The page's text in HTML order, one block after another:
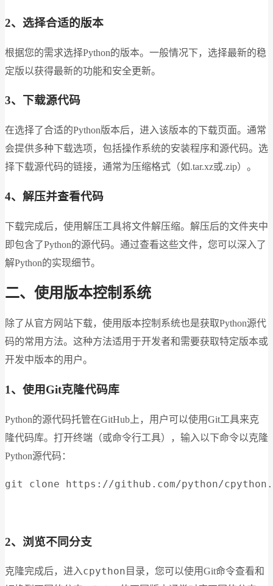
2、选择合适的版本
根据您的需求选择Python的版本。一般情况下，选择最新的稳
定版以获得最新的功能和安全更新。
3、下载源代码
在选择了合适的Python版本后，进入该版本的下载页面。通常
会提供多种下载选项，包括操作系统的安装程序和源代码。选
择下载源代码的链接，通常为压缩格式（如.tar.xz或.zip）。
4、解压并查看代码
下载完成后，使用解压工具将文件解压缩。解压后的文件夹中
即包含了Python的源代码。通过查看这些文件，您可以深入了
解Python的实现细节。
二、使用版本控制系统
除了从官方网站下载，使用版本控制系统也是获取Python源代
码的常用方法。这种方法适用于开发者和需要获取特定版本或
开发中版本的用户。
1、使用Git克隆代码库
Python的源代码托管在GitHub上，用户可以使用Git工具来克
隆代码库。打开终端（或命令行工具），输入以下命令以克隆
Python源代码：
git clone https://github.com/python/
2、浏览不同分支
克隆完成后，进入cpython 目录，您可以使用Git命令查看和